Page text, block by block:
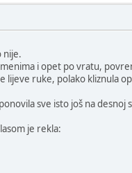
nije.
i opet po vratu,
ruke, polako kliznula
sve isto još na
je rekla: